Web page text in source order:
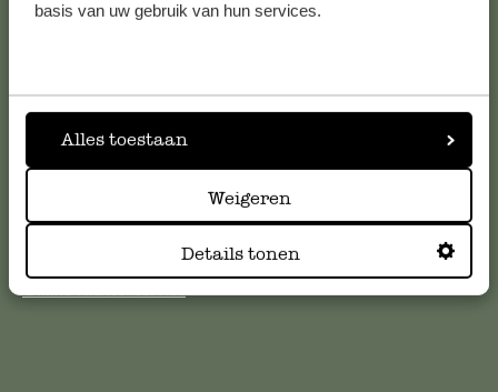
basis van uw gebruik van hun services.
Alles toestaan
Weigeren
Details tonen
klantenservice. Of bekijk hier het antwoord op de
meestgestelde vragen
klantenservice@dille-kamille.com